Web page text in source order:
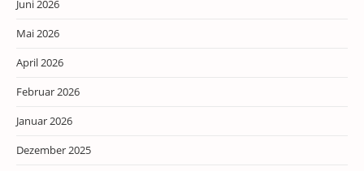
Juni 2026
Mai 2026
April 2026
Februar 2026
Januar 2026
Dezember 2025